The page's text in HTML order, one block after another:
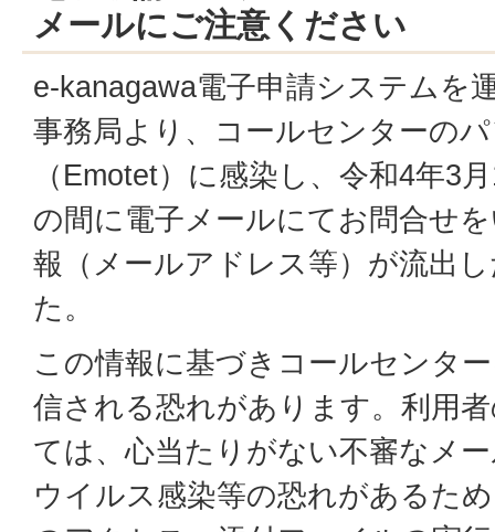
メールにご注意ください
e-kanagawa電子申請システムを
事務局より、コールセンターの
（Emotet）に感染し、令和4年3
の間に電子メールにてお問合せ
報（メールアドレス等）が流出
た。
この情報に基づきコールセンタ
信される恐れがあります。利用
ては、心当たりがない不審なメ
ウイルス感染等の恐れがあるた